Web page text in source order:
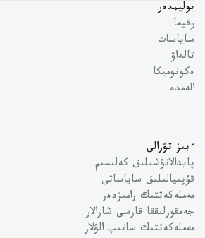
بوليمدەر
وقيعا
ساياسات
تالداۋ
ەكونوميكا
الەمدە
ءبىز تۋرالى
پايدالانۋشىلىق كەلىسىم
قۇپىيالىلىق ساياساتى
مەملەكەتتىك رامىزدەر
جەمقورلىققا قارسى شارالار
مەملەكەتتىك ساتىپ الۋلار